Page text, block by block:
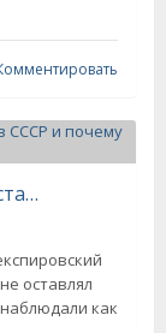
Как Сталин уговорил Булгакова остаться в СССР и почему дарил тайные подарки Вертинскому
оставлял
как